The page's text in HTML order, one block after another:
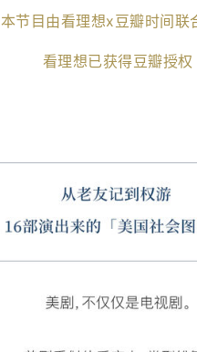
本节目由看理想x豆瓣时间联
看理想已获得豆瓣授权